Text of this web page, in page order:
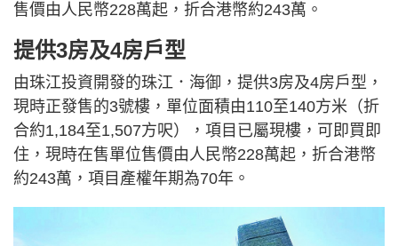
售價由人民幣228萬起，折合港幣約243萬。
提供3房及4房戶型
由珠江投資開發的珠江．海御，提供3房及4房戶型，
現時正發售的3號樓，單位面積由110至140方米（折
合約1,184至1,507方呎），項目已屬現樓，可即買即
住，現時在售單位售價由人民幣228萬起，折合港幣
約243萬，項目產權年期為70年。